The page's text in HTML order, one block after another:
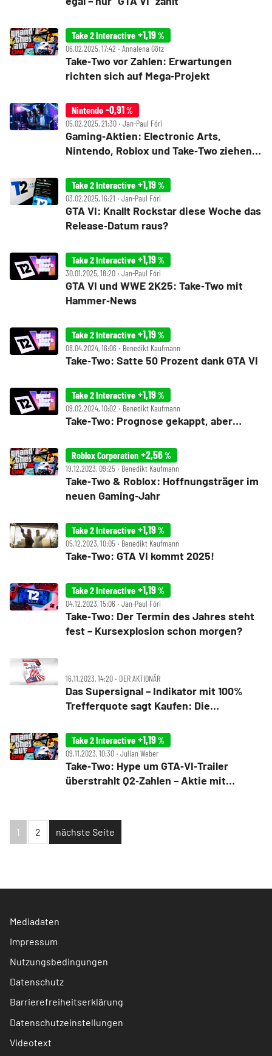
Take 2 Interactive +1,19%
06.02.2025, 17:42 ‧ Annalena Götz
Take‑Two vor Zahlen: Erwartungen
richten sich auf Mega‑Projekt
Nintendo -0,91%
05.02.2025, 21:30 ‧ Jan-Paul Fóri
Gaming‑Aktien: Electronic Arts,
Nintendo, Roblox und Take‑Two ziehen
Take 2 Interactive +1,19%
03.02.2025, 16:21 ‧ Jan-Paul Fóri
GTA VI: Knallt Rockstar diese Woche das
Release‑Datum raus?
Take 2 Interactive +1,19%
30.01.2025, 18:20 ‧ Jan-Paul Fóri
GTA VI und WWE 2K25: Take‑Two mit
Hammer‑News
Take 2 Interactive +1,19%
08.04.2024, 16:06 ‧ Benedikt Kaufmann
Take‑Two: Satte 50 Prozent dank GTA VI
Take 2 Interactive +1,19%
09.02.2024, 10:02 ‧ Benedikt Kaufmann
Take‑Two: Prognose gekappt, aber…
Roblox Corporation +2,56%
19.12.2023, 09:25 ‧ Benedikt Kaufmann
Take‑Two & Roblox: Hoffnungsträger im
neuen Gaming‑Jahr
Take 2 Interactive +1,19%
05.12.2023, 10:05 ‧ Benedikt Kaufmann
Take‑Two: GTA VI kommt 2025!
Take 2 Interactive +1,19%
04.12.2023, 15:06 ‧ Jan-Paul Fóri
Take‑Two: Der Termin des Jahres steht
fest – Kursexplosion schon morgen?
16.11.2023, 14:20 ‧ DER AKTIONÄR
Das Supersignal – Indikator mit 100%
Trefferquote sagt Kaufen: Die
Take 2 Interactive +1,19%
09.11.2023, 10:30 ‧ Julian Weber
Take‑Two: Hype um GTA‑VI‑Trailer
überstrahlt Q2‑Zahlen – Aktie mit
1 2 nächste Seite
Mediadaten
Impressum
Nutzungsbedingungen
Datenschutz
Barrierefreiheitserklärung
Datenschutzeinstellungen
Videotext